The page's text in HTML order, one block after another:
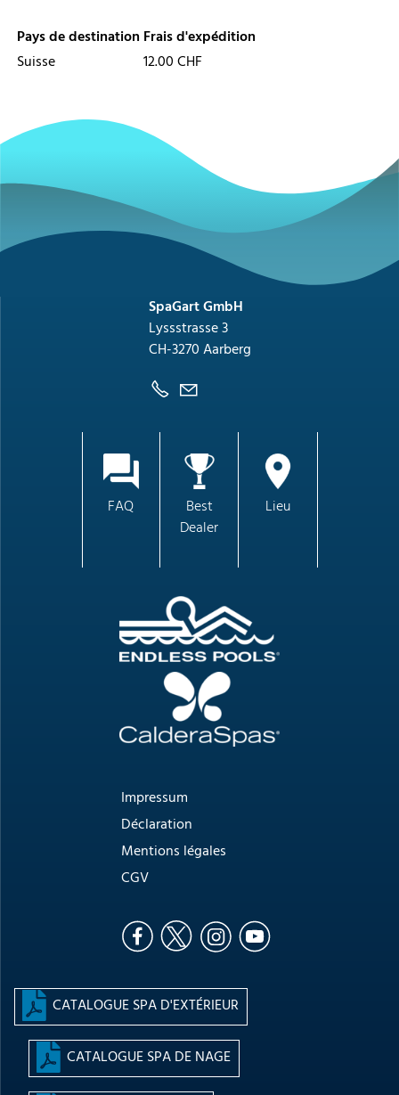
Pays de destination Frais d'expédition
Suisse
12.00 CHF
SpaGart GmbH
Lyssstrasse 3
CH-3270 Aarberg
FAQ
Best
Dealer
Lieu
Impressum
Déclaration
Mentions légales
CGV
CATALOGUE SPA D'EXTÉRIEUR
CATALOGUE SPA DE NAGE